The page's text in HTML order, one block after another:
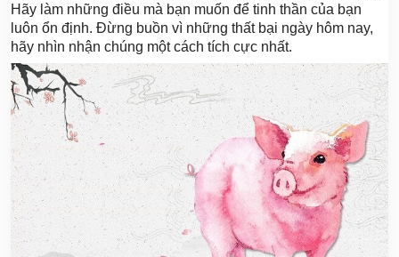
Hãy làm những điều mà bạn muốn để tinh thần của bạn
luôn ổn định. Đừng buồn vì những thất bại ngày hôm nay,
hãy nhìn nhận chúng một cách tích cực nhất.